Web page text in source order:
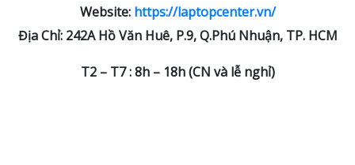
Website: https://laptopcenter.vn/
Địa Chỉ: 242A Hồ Văn Huê,P.9, Q.Phú Nhuận, TP. HCM
T2 – T7 : 8h – 18h (CN và lễ nghỉ)